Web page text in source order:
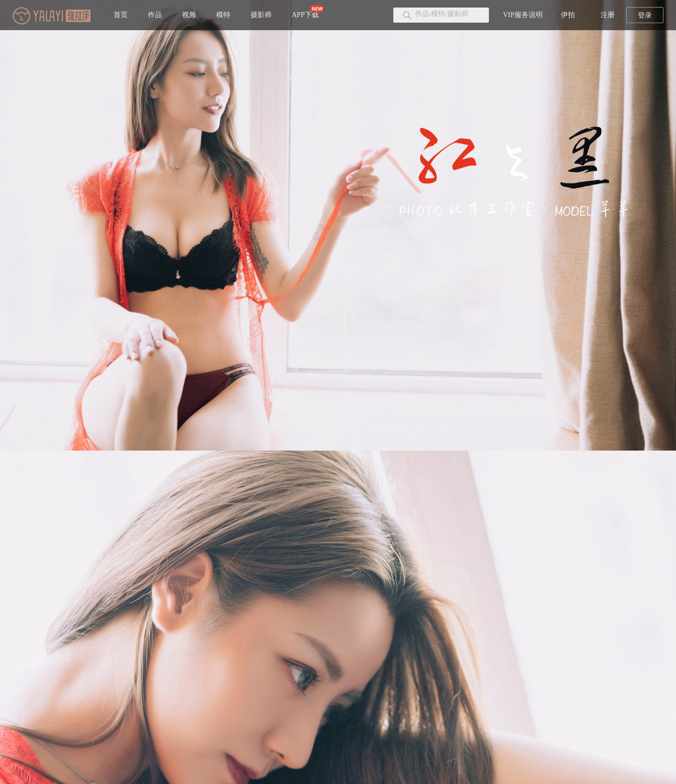
VIP服务说明 伊拍 注册 登录
首页 作品 视频 模特 摄影师 APP下载